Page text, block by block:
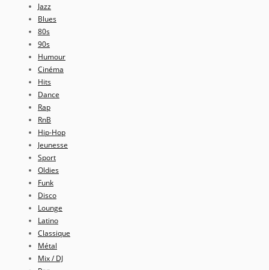
Jazz
Blues
80s
90s
Humour
Cinéma
Hits
Dance
Rap
RnB
Hip-Hop
Jeunesse
Sport
Oldies
Funk
Disco
Lounge
Latino
Classique
Métal
Mix / DJ